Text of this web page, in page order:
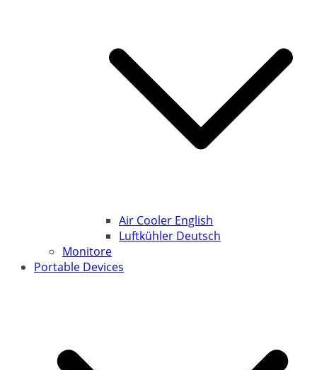
Air Cooler English
Luftkühler Deutsch
Monitore
Portable Devices